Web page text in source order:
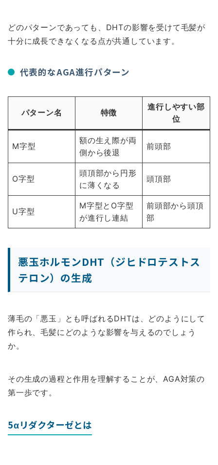
どのパターンであっても、DHTの影響を受けて毛髪が
十分に成長できなくなる点が共通しています。
代表的なAGA進行パターン
パターン名 特徴
進行しやすい部
位
M字型
額の生え際が両
側から後退
前頭部
O字型
頭頂部から円形
に薄くなる
頭頂部
U字型
M字型とO字型
が進行し連結
前頭部から頭頂
部
悪玉ホルモンDHT（ジヒドロテストス
テロン）の生成
薄毛の「悪玉」とも呼ばれるDHTは、どのようにして
作られ、毛髪にどのような影響を与えるのでしょう
か。
その生成の過程と作用を理解することが、AGA対策の
第一歩です。
5αリダクターゼとは